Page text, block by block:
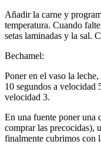
Añadir la carne y
temperatura. Cuando
setas laminadas y la sal.
Bechamel:
Poner en el vaso la
10 segundos a velocidad
velocidad 3.
En una fuente poner una
comprar las precocidas),
finalmente cubrimos con